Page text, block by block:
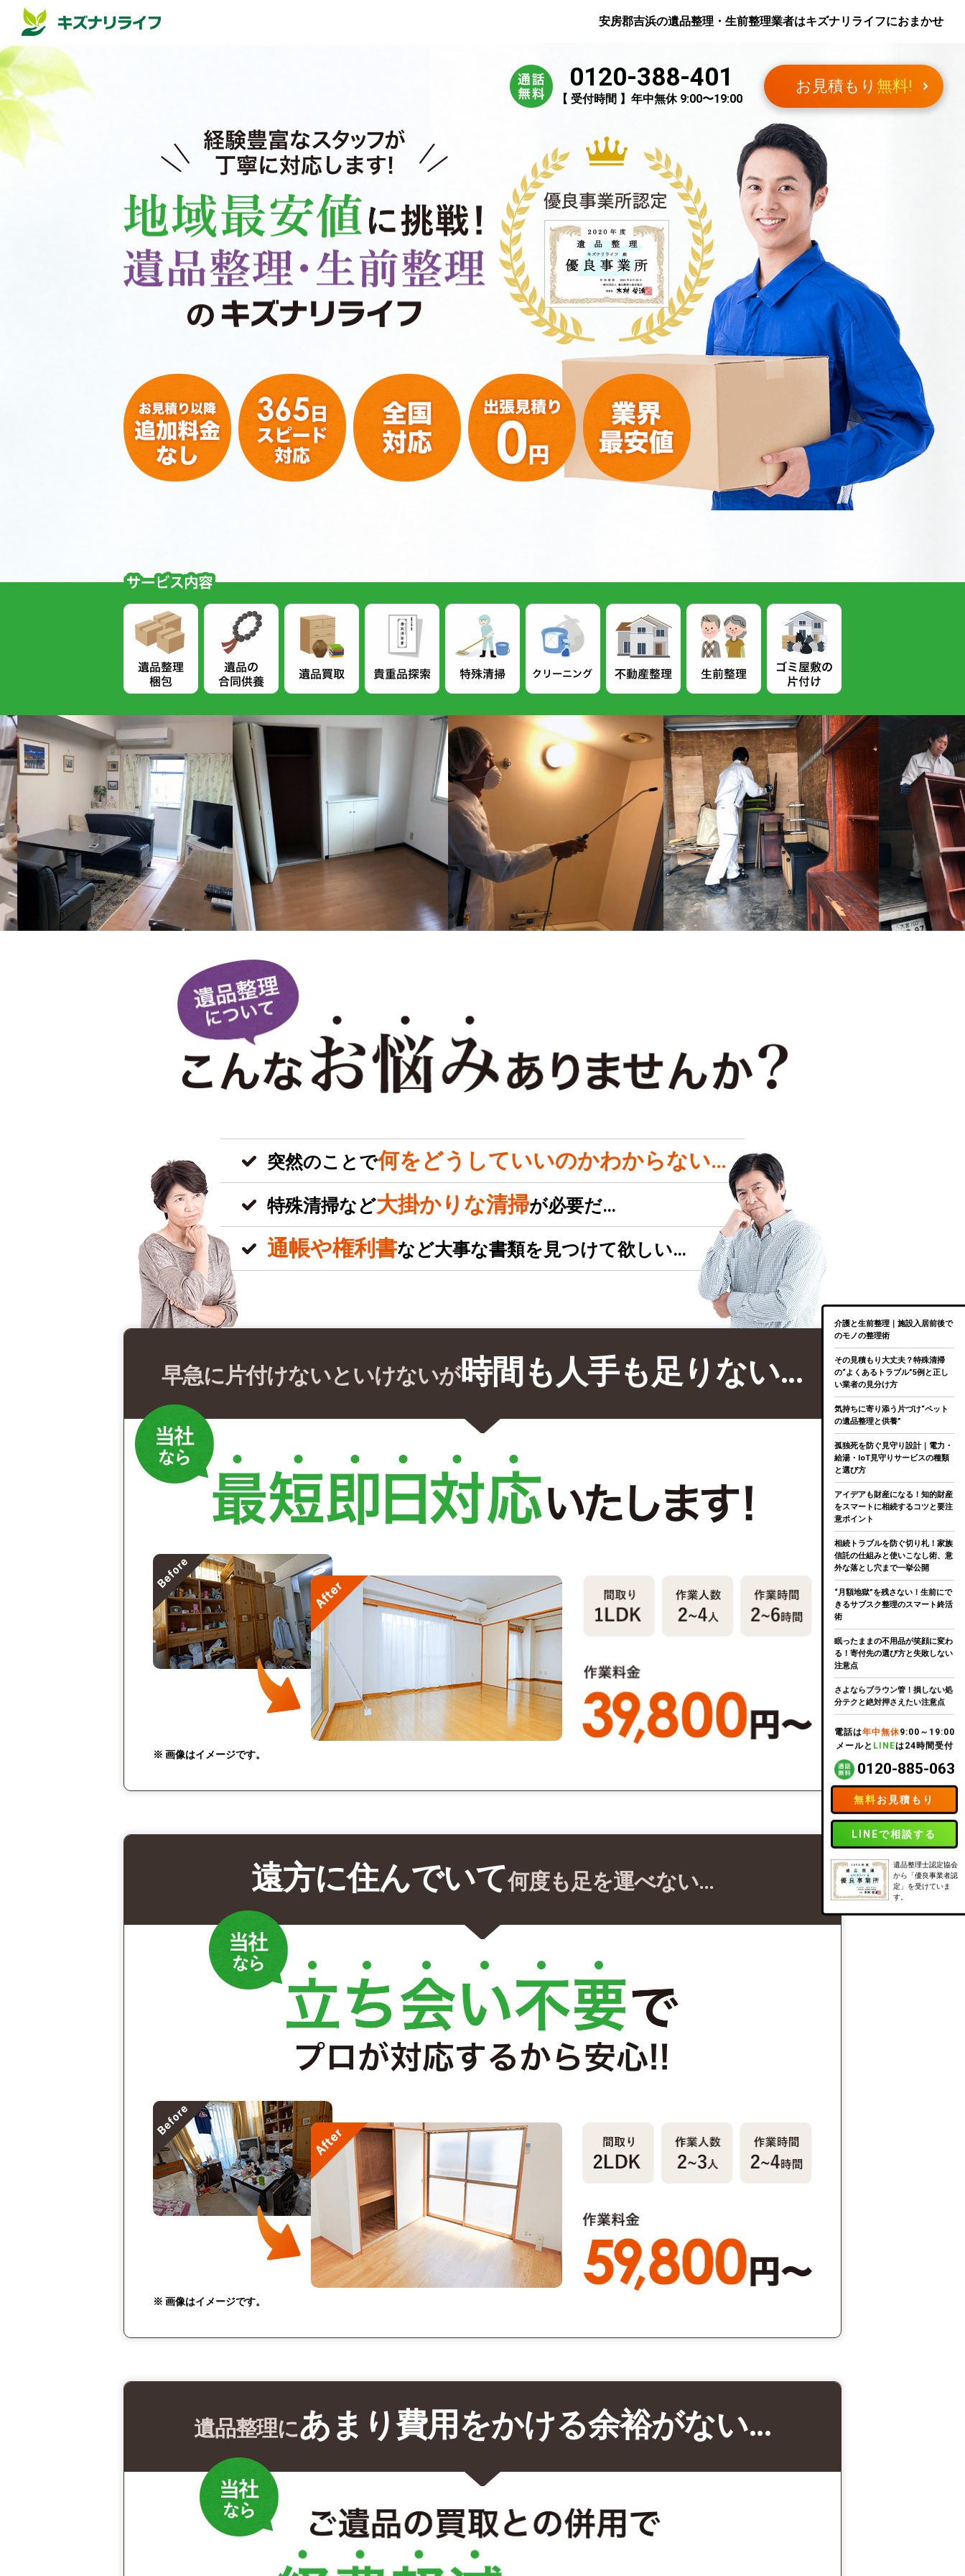
安房郡吉浜の遺品整理・生前整理業者はキズナリライフにおまかせ
0120-388-401
【 受付時間 】年中無休 9:00〜19:00
お見積もり 無料!
突然のことで何をどうしていいのかわからない…
特殊清掃など大掛かりな清掃が必要だ…
通帳や権利書など大事な書類を見つけて欲しい…
早急に片付けないといけないが時間も人手も足りない…
※ 画像はイメージです。
遠方に住んでいて何度も足を運べない…
※ 画像はイメージです。
遺品整理にあまり費用をかける余裕がない…
介護と生前整理｜施設入居前後で
のモノの整理術
その見積もり大丈夫？特殊清掃
の“よくあるトラブル”5例と正し
い業者の見分け方
気持ちに寄り添う片づけ“ペット
の遺品整理と供養”
孤独死を防ぐ見守り設計｜電力・
給湯・IoT見守りサービスの種類
と選び方
アイデアも財産になる！知的財産
をスマートに相続するコツと要注
意ポイント
相続トラブルを防ぐ切り札！家族
信託の仕組みと使いこなし術、意
外な落とし穴まで一挙公開
“月額地獄”を残さない！生前にで
きるサブスク整理のスマート終活
術
眠ったままの不用品が笑顔に変わ
る！寄付先の選び方と失敗しない
注意点
さよならブラウン管！損しない処
分テクと絶対押さえたい注意点
電話は年中無休9:00～19:00
メールと LINEは24時間受付
0120-885-063
無料お見積もり
LINEで相談する
遺品整理士認定協会
から「優良事業者認
定」を受けていま
す。